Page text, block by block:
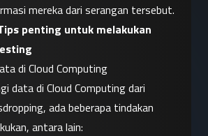
mereka dari serangan tersebut.
penting untuk melakukan
di Cloud Computing
data di Cloud Computing dari
ada beberapa tindakan
antara lain: